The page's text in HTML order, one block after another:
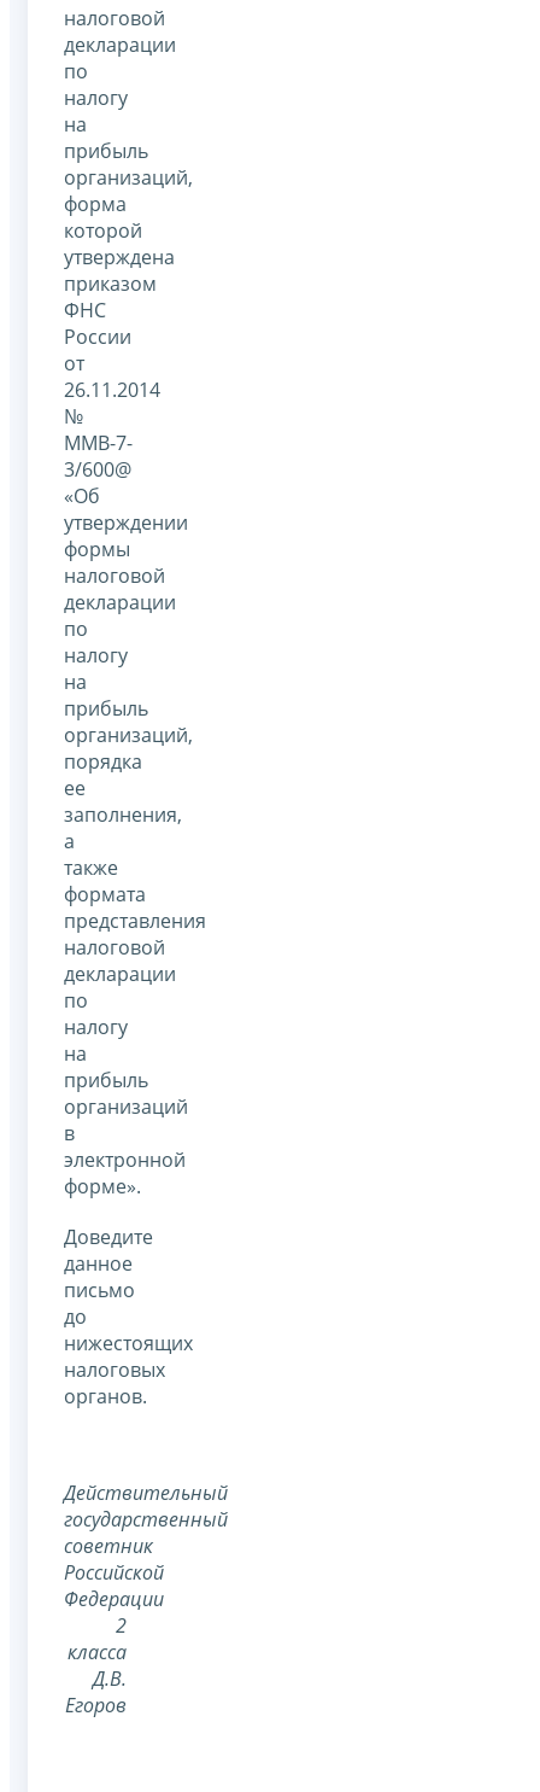
налоговой
декларации
по
налогу
на
прибыль
организаций,
форма
которой
утверждена
приказом
ФНС
России
от
26.11.2014
№
ММВ-7-
3/600@
«Об
утверждении
формы
налоговой
декларации
по
налогу
на
прибыль
организаций,
порядка
ее
заполнения,
а
также
формата
представления
налоговой
декларации
по
налогу
на
прибыль
организаций
в
электронной
форме».
Доведите
данное
письмо
до
нижестоящих
налоговых
органов.
Действительный
государственный
советник
Российской
Федерации
2
класса
Д.В.
Егоров